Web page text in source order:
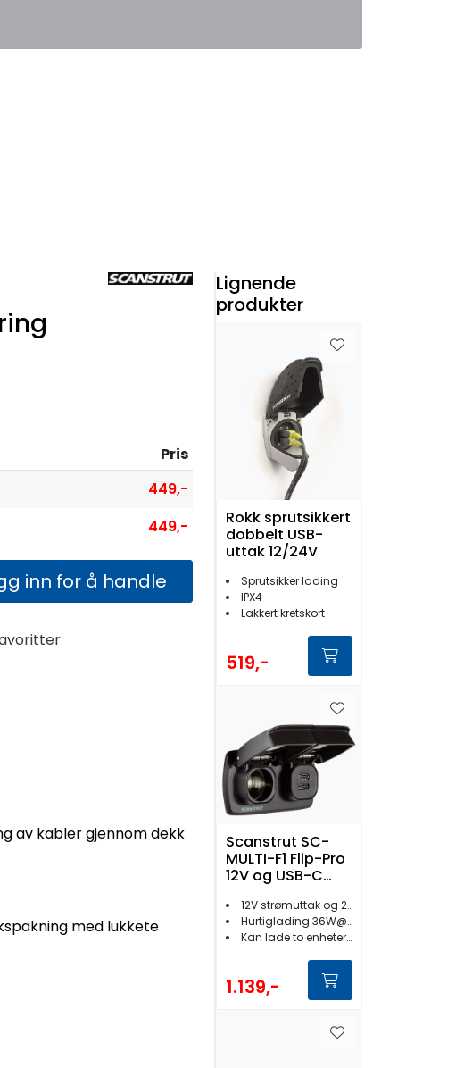
av kabler gjennom dekk
med lukkete
Pris
449,-
449,-
inn for å handle
Lignende
produkter
Rokk sprutsikkert
dobbelt USB-
uttak 12/24V
Sprutsikker lading
IPX4
Lakkert kretskort
519,-
Scanstrut SC-
MULTI-F1 Flip-Pro
12V og USB-C
12V strømuttak og 2xUSB-C
Hurtiglading 36W@12V/60W@24V
Kan lade to enheter samtidig
1.139,-